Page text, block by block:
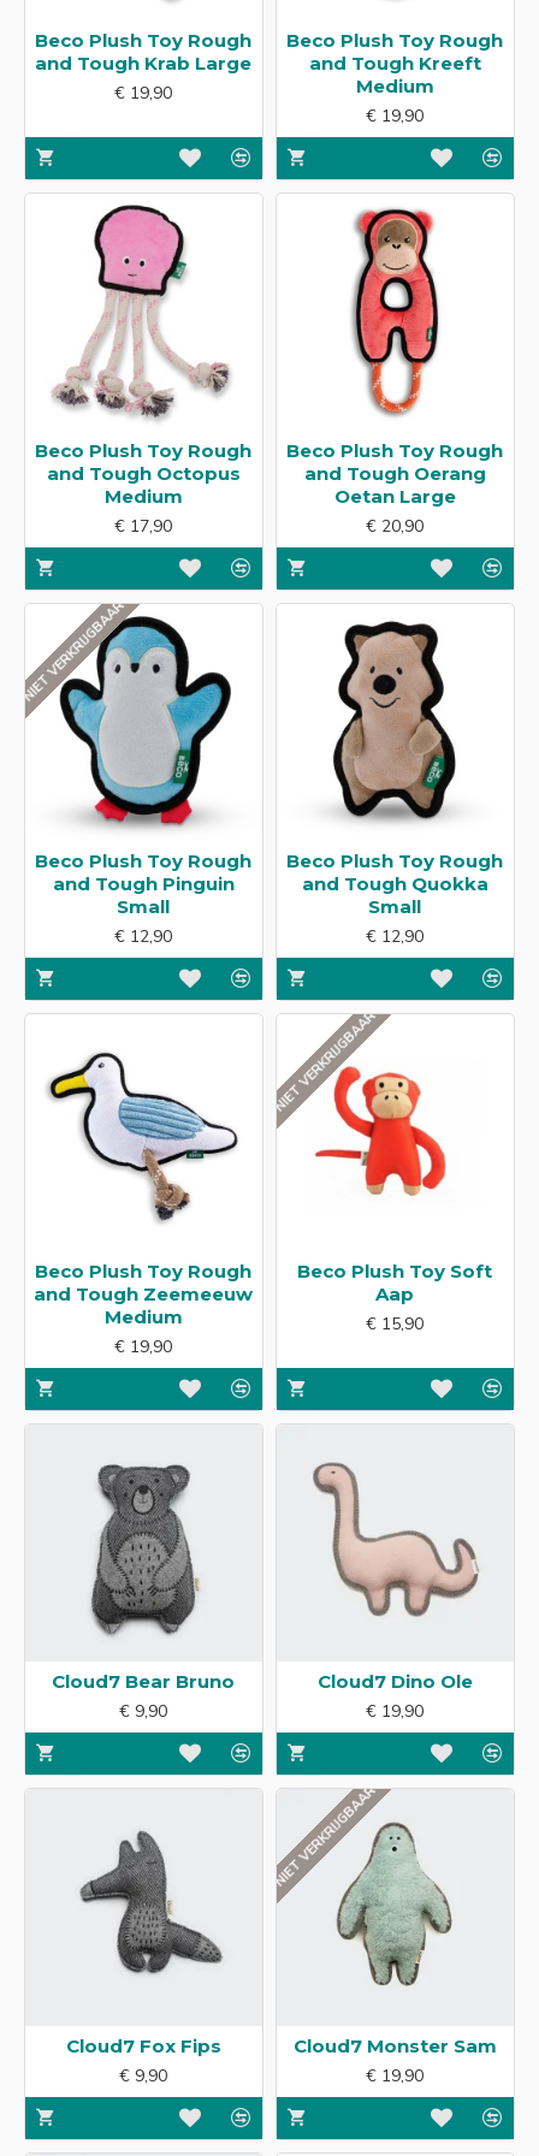
Beco Plush Toy Rough
and Tough Krab Large
€ 19,90
Beco Plush Toy Rough
and Tough Kreeft
Medium
€ 19,90
Beco Plush Toy Rough
and Tough Octopus
Medium
€ 17,90
Beco Plush Toy Rough
and Tough Oerang
Oetan Large
€ 20,90
NIET VERKRIJGBAAR
Beco Plush Toy Rough
and Tough Pinguin
Small
€ 12,90
Beco Plush Toy Rough
and Tough Quokka
Small
€ 12,90
Beco Plush Toy Rough
and Tough Zeemeeuw
Medium
€ 19,90
NIET VERKRIJGBAAR
Beco Plush Toy Soft
Aap
€ 15,90
Cloud7 Bear Bruno
€ 9,90
Cloud7 Dino Ole
€ 19,90
Cloud7 Fox Fips
€ 9,90
NIET VERKRIJGBAAR
Cloud7 Monster Sam
€ 19,90